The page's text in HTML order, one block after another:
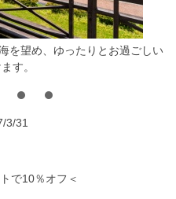
を望め、ゆったりとお過ごしい
す。
3/31
で10％オフ＜